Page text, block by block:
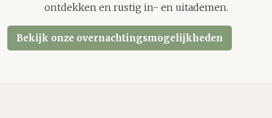
ontdekken en rustig in- en uitademen.
Bekijk onze overnachtingsmogelijkheden